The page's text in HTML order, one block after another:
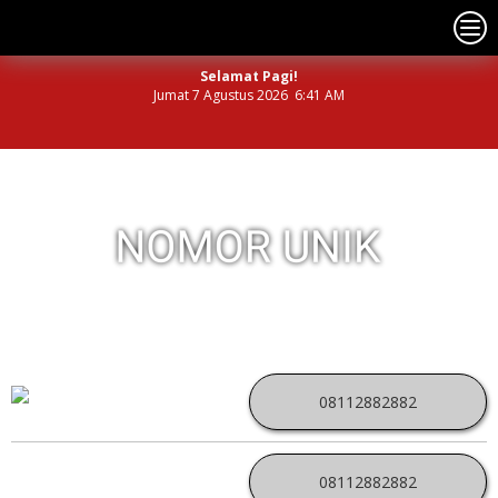
Selamat Pagi!
Jumat 7 Agustus 2026 6:41 AM
08112882882
08112882882